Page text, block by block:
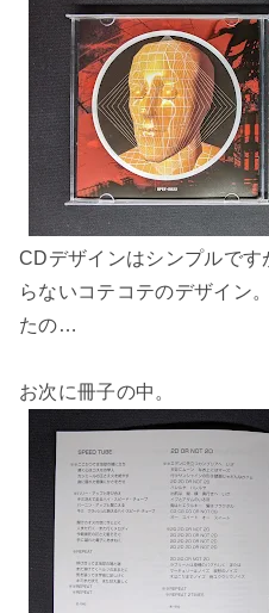
CDデザインはシンプルで
らないコテコテのデザイン
たの…
お次に冊子の中。